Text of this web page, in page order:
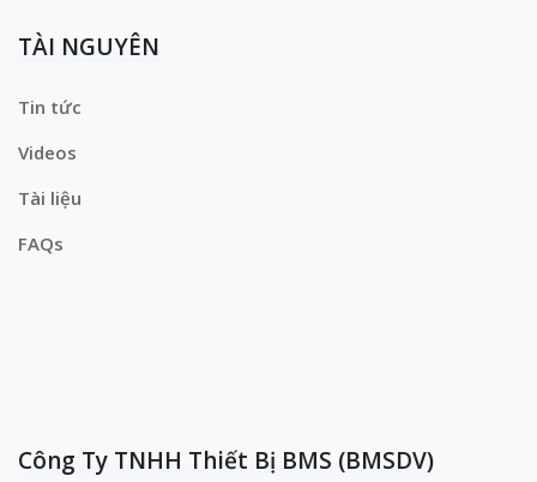
TÀI NGUYÊN
Tin tức
Videos
Tài liệu
FAQs
Công Ty TNHH Thiết Bị BMS (BMSDV)